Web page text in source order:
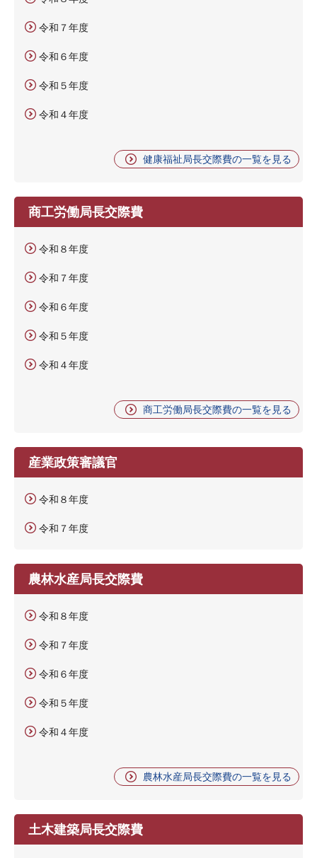
令和７年度
令和６年度
令和５年度
令和４年度
健康福祉局長交際費の一覧を見る
商工労働局長交際費
令和８年度
令和７年度
令和６年度
令和５年度
令和４年度
商工労働局長交際費の一覧を見る
産業政策審議官
令和８年度
令和７年度
農林水産局長交際費
令和８年度
令和７年度
令和６年度
令和５年度
令和４年度
農林水産局長交際費の一覧を見る
土木建築局長交際費